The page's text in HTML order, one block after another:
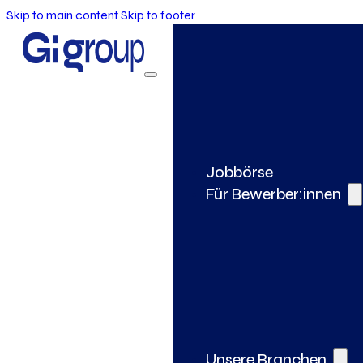
Skip to main contentSkip to footer
Jobbörse
Für Bewerber:innen